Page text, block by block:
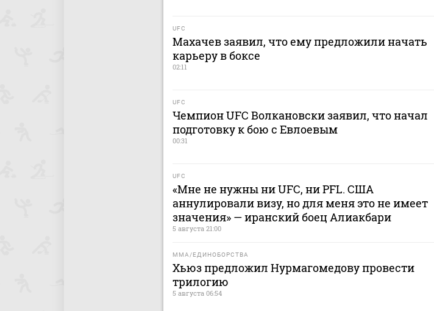
UFC
Махачев заявил, что ему предложили начать
карьеру в боксе
02:11
UFC
Чемпион UFC Волкановски заявил, что начал
подготовку к бою с Евлоевым
00:31
UFC
«Мне не нужны ни UFC, ни PFL. США
аннулировали визу, но для меня это не имеет
значения» — иранский боец Алиакбари
5 августа 21:00
MMA/ЕДИНОБОРСТВА
Хьюз предложил Нурмагомедову провести
трилогию
5 августа 06:54